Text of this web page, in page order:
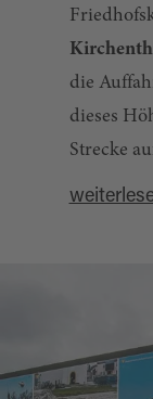
die
dieses
Strecke
Kirchlein
bekannt
von 1732-
Süden